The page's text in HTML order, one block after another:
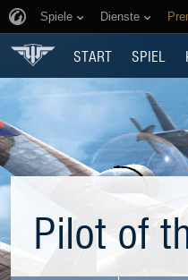
Spiele Dienste
START SPIEL
Pilot of